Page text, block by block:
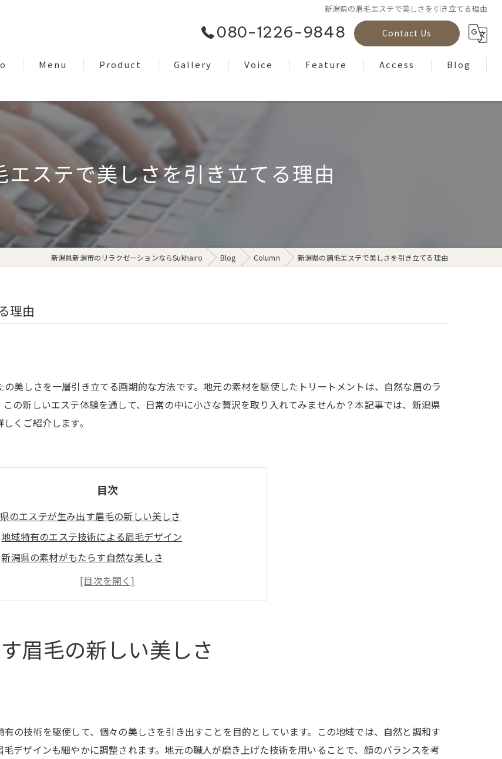
新潟県の眉毛エステで美しさを引き立てる理由
080-1226-9848 Contact Us
Menu
Facial Care
EyeBrow
Dry Head Spa
Body Care
Lymph Treatment
Night Only Relaxation
Product Gallery Voice Feature
ヘッドスパ
Access Blog
エステで美しさを引き立てる理由
新潟県新潟市のリラクゼーションならSukhairo Blog Column 新潟県の眉毛エステで美しさを引き立てる理由
理由
美しさを一層引き立てる画期的な方法です。地元の素材を駆使したトリートメントは、自然な眉のラ
の新しいエステ体験を通して、日常の中に小さな贅沢を取り入れてみませんか？本記事では、新潟県
くご紹介します。
目次
のエステが生み出す眉毛の新しい美しさ
地域特有のエステ技術による眉毛デザイン
新潟県の素材がもたらす自然な美しさ
個々の顔立ちに合わせたパーソナライズドエステ
持続可能なビューティーケアと眉毛エステとの融合
リラクゼーションとともに得られる眉毛の魅力
で叶える理想の眉毛ライン新潟県の魅力
地域特有のトリートメントが導く眉毛美人
眉毛の新しい美しさ
の技術を駆使して、個々の美しさを引き出すことを目的としています。この地域では、自然と調和す
デザインも細やかに調整されます。地元の職人が磨き上げた技術を用いることで、顔のバランスを考